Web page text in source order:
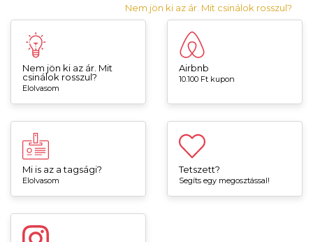
Nem jön ki az ár. Mit csinálok rosszul?
Nem jön ki az ár. Mit
csinálok rosszul?
Elolvasom
Airbnb
10.100 Ft kupon
Mi is az a tagsági?
Elolvasom
Tetszett?
Segíts egy megosztással!